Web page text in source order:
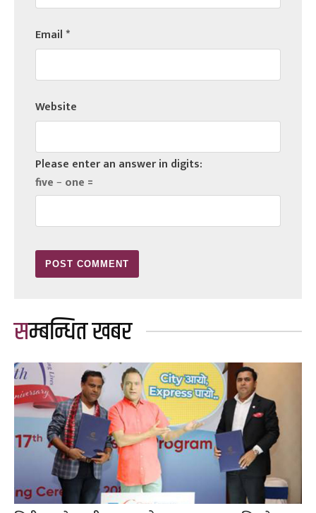
Email*
Website
Please enter an answer in digits:
five − one =
सम्बन्धित खबर